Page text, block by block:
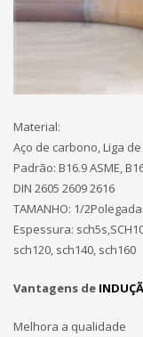
Material:
Aço de carbono, Liga
Padrão: B16.9 ASME,
DIN 2605 2609 2616
TAMANHO: 1/
Espessura:
sch120, sch140, sch160
Vantagens de
Melhora a qualidade